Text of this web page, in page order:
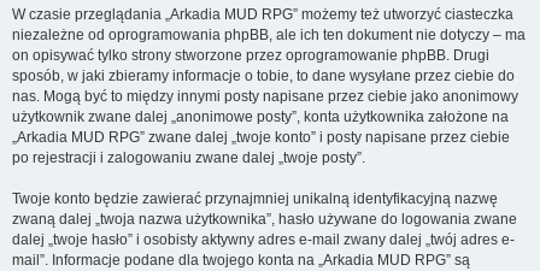
W czasie przeglądania „Arkadia MUD RPG” możemy też utworzyć ciasteczka
niezależne od oprogramowania phpBB, ale ich ten dokument nie dotyczy – ma
on opisywać tylko strony stworzone przez oprogramowanie phpBB. Drugi
sposób, w jaki zbieramy informacje o tobie, to dane wysyłane przez ciebie do
nas. Mogą być to między innymi posty napisane przez ciebie jako anonimowy
użytkownik zwane dalej „anonimowe posty”, konta użytkownika założone na
„Arkadia MUD RPG” zwane dalej „twoje konto” i posty napisane przez ciebie
po rejestracji i zalogowaniu zwane dalej „twoje posty”.
Twoje konto będzie zawierać przynajmniej unikalną identyfikacyjną nazwę
zwaną dalej „twoja nazwa użytkownika”, hasło używane do logowania zwane
dalej „twoje hasło” i osobisty aktywny adres e-mail zwany dalej „twój adres e-
mail”. Informacje podane dla twojego konta na „Arkadia MUD RPG” są